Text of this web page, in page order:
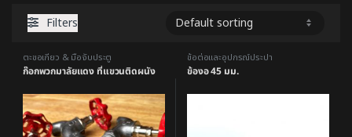
Filters
ตะขอเกี่ยว & มือจับประตู
ก๊อกพวกมาลัยแดง ที่แขวนติดผนัง
ข้อต่อและอุปกรณ์ประปา
ข้องอ 45 มม.